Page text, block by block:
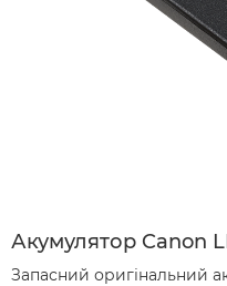
Акумулятор Canon
Запасний оригінальний